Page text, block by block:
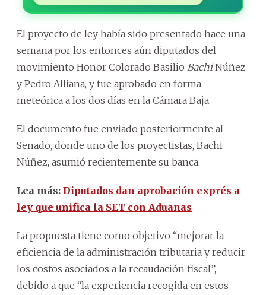
El proyecto de ley había sido presentado hace una
semana por los entonces aún diputados del
movimiento Honor Colorado Basilio BachiNúñez
y Pedro Alliana, y fue aprobado en forma
meteórica a los dos días en la Cámara Baja.
El documento fue enviado posteriormente al
Senado, donde uno de los proyectistas, Bachi
Núñez, asumió recientemente su banca.
Lea más: Diputados dan aprobación exprés a
ley que unifica la SET con Aduanas
La propuesta tiene como objetivo “mejorar la
eficiencia de la administración tributaria y reducir
los costos asociados a la recaudación fiscal”,
debido a que “la experiencia recogida en estos